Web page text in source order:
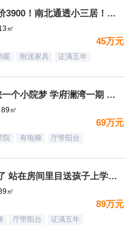
业主急售！单价3900！南北通透小三居！月供1500，结束租
㎡
45万元
暖 附送家具 证满五年
追梦 圆梦 圆您一个小院梦 学府澜湾一期 一层带小院
㎡
69万元
院 有电梯 厅带阳台
走着就到双语了 站在房间里目送孩子上学是一件多么幸福的事情
㎡
89万元
厅带阳台 证满五年